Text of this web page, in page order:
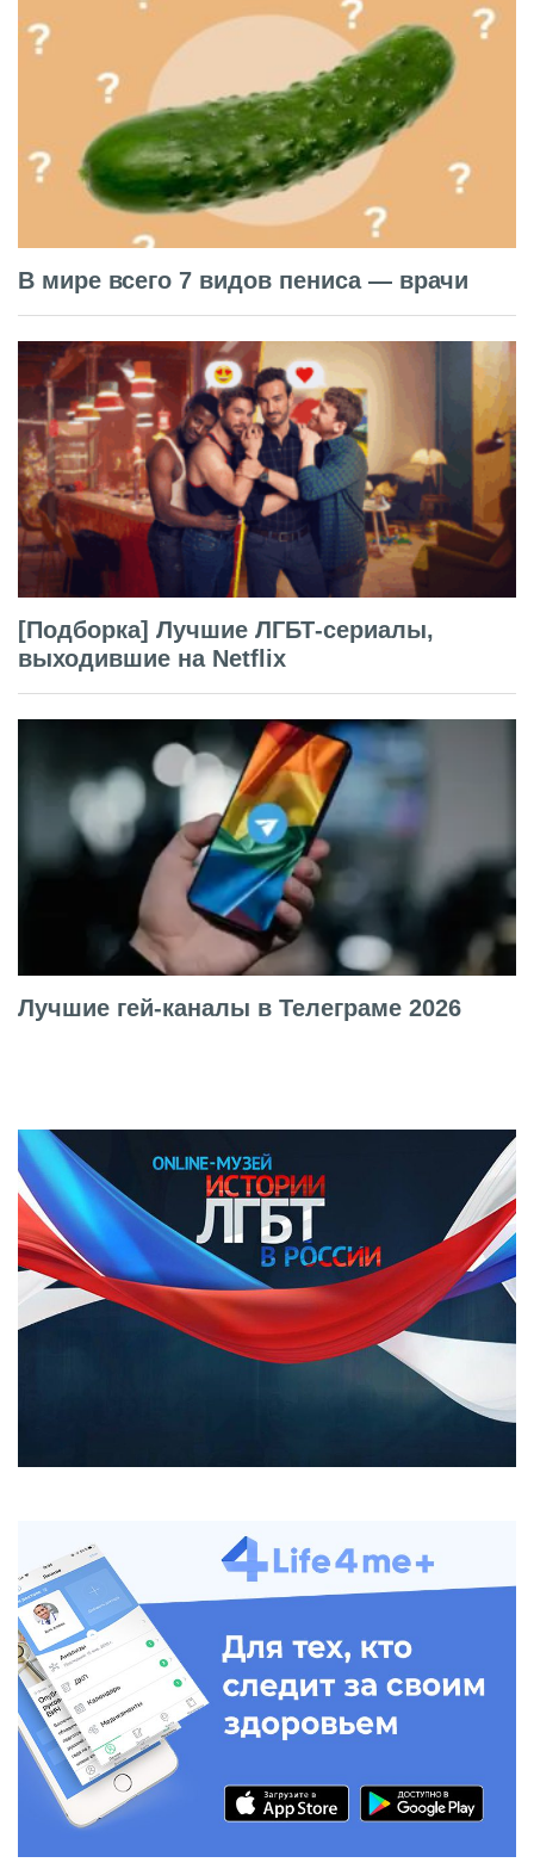
В мире всего 7 видов пениса — врачи
[Подборка] Лучшие ЛГБТ-сериалы,
выходившие на Netflix
Лучшие гей-каналы в Телеграме 2026